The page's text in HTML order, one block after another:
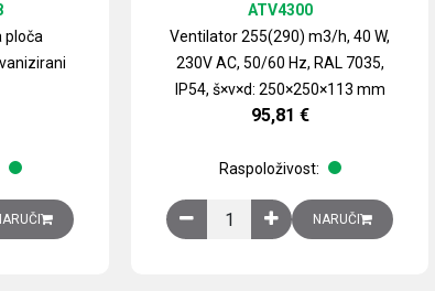
ploča
ploča V1000xŠ800mm, galvanizirani čelični lim količina
Ventilator 255(290) m3/h, 40 W,
230V AC, 50/60 Hz, RAL 7035,
IP54, š×v×d: 250×250×113 mm
ATV4300
95,81 €
Raspoloživost:
Ventilator 255(290) m3/h, 40
NARUČI